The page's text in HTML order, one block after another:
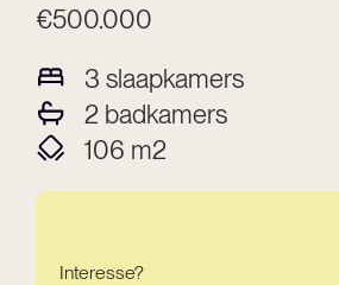
€500.000
3 slaapkamers
2 badkamers
106 m2
Interesse?